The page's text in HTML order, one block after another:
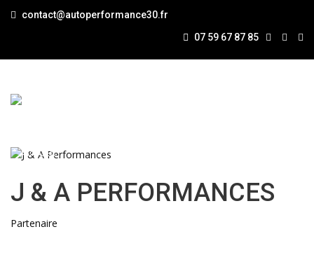
contact@autoperformance30.fr
07 59 67 87 85
ACCUEIL
J & A PERFORMANCES
J & A PERFORMANCES
Partenaire